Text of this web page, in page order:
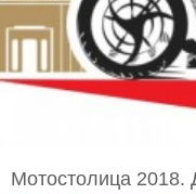
Мотостолица 2018.